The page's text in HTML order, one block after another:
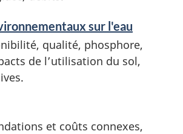
sur l'eau
qualité, phosphore,
de l’utilisation du sol,
et coûts connexes,